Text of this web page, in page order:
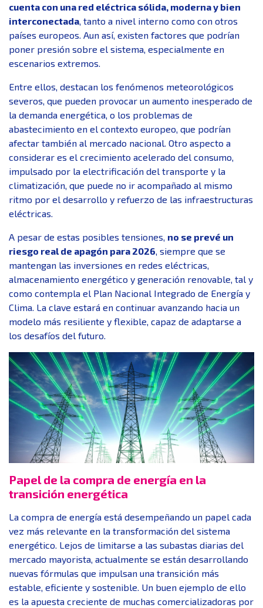
cuenta con una red eléctrica sólida, moderna y bien
interconectada , tanto a nivel interno como con otros
países europeos. Aun así, existen factores que podrían
poner presión sobre el sistema, especialmente en
escenarios extremos.
Entre ellos, destacan los fenómenos meteorológicos
severos, que pueden provocar un aumento inesperado de
la demanda energética, o los problemas de
abastecimiento en el contexto europeo, que podrían
afectar también al mercado nacional. Otro aspecto a
considerar es el crecimiento acelerado del consumo,
impulsado por la electrificación del transporte y la
climatización, que puede no ir acompañado al mismo
ritmo por el desarrollo y refuerzo de las infraestructuras
eléctricas.
A pesar de estas posibles tensiones, no se prevé un
riesgo real de apagón para 2026 , siempre que se
mantengan las inversiones en redes eléctricas,
almacenamiento energético y generación renovable, tal y
como contempla el Plan Nacional Integrado de Energía y
Clima. La clave estará en continuar avanzando hacia un
modelo más resiliente y flexible, capaz de adaptarse a
los desafíos del futuro.
Papel de la compra de energía en la
transición energética
La compra de energía está desempeñando un papel cada
vez más relevante en la transformación del sistema
energético. Lejos de limitarse a las subastas diarias del
mercado mayorista, actualmente se están desarrollando
nuevas fórmulas que impulsan una transición más
estable, eficiente y sostenible. Un buen ejemplo de ello
es la apuesta creciente de muchas comercializadoras por